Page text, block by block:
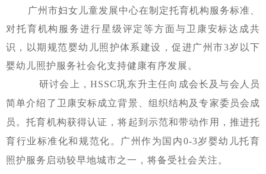
广州市妇女儿童发展中心在制定托育机构服务标准、
对托育机构服务进行星级评定等方面与卫康安标达成共
识，以期规范婴幼儿照护体系建设，促进广州市3岁以下
婴幼儿照护服务社会化支持健康有序发展。
研讨会上，HSSC巩东升主任向成会长及与会人员
简单介绍了卫康安标成立背景、组织结构及专家委员会成
员。托育机构获得认证，将起到示范和带动作用，推进托
育行业标准化和规范化。
广州作为国内0-3岁婴幼儿托育
照护服务启动较早地城市之一，将备受社会关注。